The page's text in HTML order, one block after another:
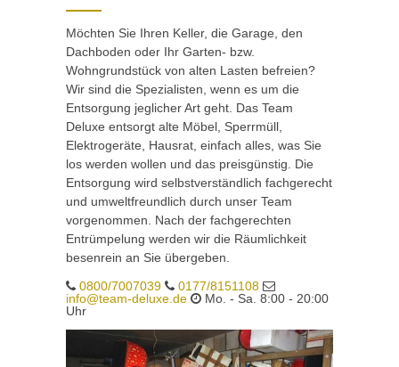
Möchten Sie Ihren Keller, die Garage, den
Dachboden oder Ihr Garten- bzw.
Wohngrundstück von alten Lasten befreien?
Wir sind die Spezialisten, wenn es um die
Entsorgung jeglicher Art geht. Das Team
Deluxe entsorgt alte Möbel, Sperrmüll,
Elektrogeräte, Hausrat, einfach alles, was Sie
los werden wollen und das preisgünstig. Die
Entsorgung wird selbstverständlich fachgerecht
und umweltfreundlich durch unser Team
vorgenommen. Nach der fachgerechten
Entrümpelung werden wir die Räumlichkeit
besenrein an Sie übergeben.
0800/7007039
0177/8151108
info@team-deluxe.de
Mo. - Sa. 8:00 - 20:00
Uhr